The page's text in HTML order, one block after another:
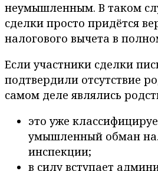
неумышленным. В таком
сделки просто придётся
налогового вычета в
Если участники сделки
подтвердили отсутствие
самом деле являлись
это уже
умышленный обман
инспекции;
в силу вступает